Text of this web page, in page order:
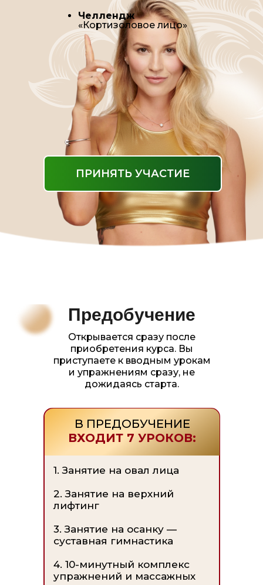
Челлендж
«Кортизоловое лицо»
ПРИНЯТЬ УЧАСТИЕ
В ПРЕДОБУЧЕНИЕ
ВХОДИТ 7 УРОКОВ:
1. Занятие на овал лица
2. Занятие на верхний
лифтинг
3. Занятие на осанку —
суставная гимнастика
4. 10-минутный комплекс
упражнений и массажных
Предобучение
Открывается сразу после
приобретения курса. Вы
приступаете к вводным урокам
и упражнениям сразу, не
дожидаясь старта.